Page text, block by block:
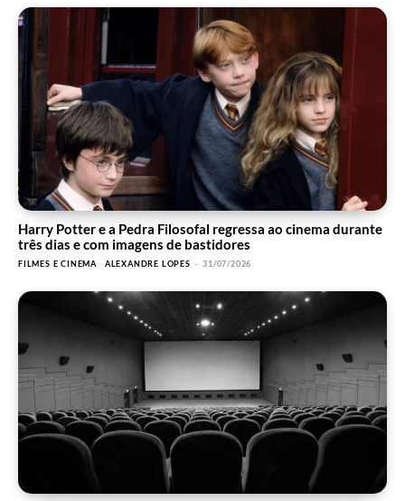
Harry Potter e a Pedra Filosofal regressa ao cinema durante
três dias e com imagens de bastidores
FILMES E CINEMA ALEXANDRE LOPES - 31/07/2026